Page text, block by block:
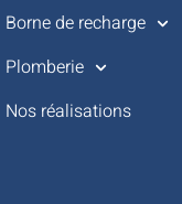
Borne de recharge
Plomberie
Nos réalisations